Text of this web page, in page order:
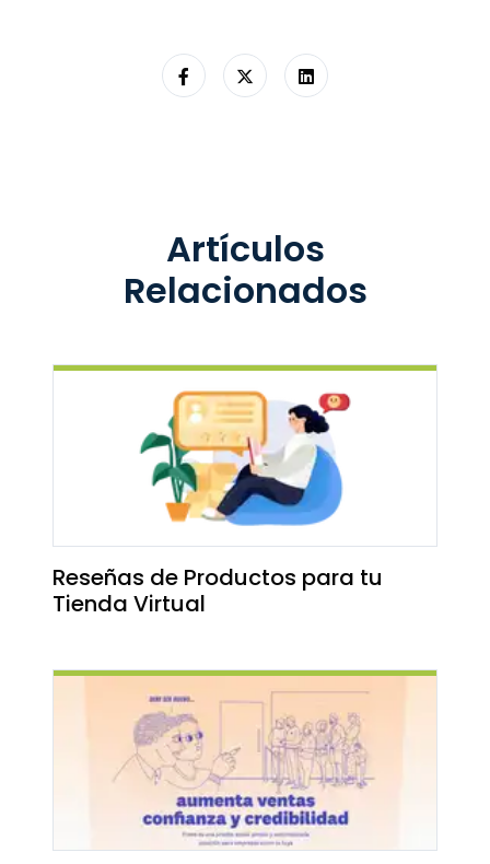
Artículos
Relacionados
Reseñas de Productos para tu
Tienda Virtual